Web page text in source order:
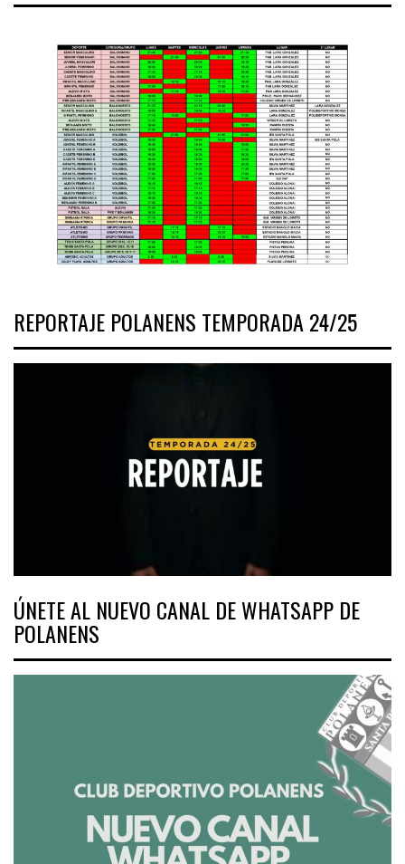
REPORTAJE POLANENS TEMPORADA 24/25
ÚNETE AL NUEVO CANAL DE WHATSAPP DE
POLANENS